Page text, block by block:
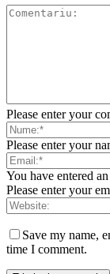
Please enter your
Please enter your
You have entered
Please enter your
Save my name,
time I comment.